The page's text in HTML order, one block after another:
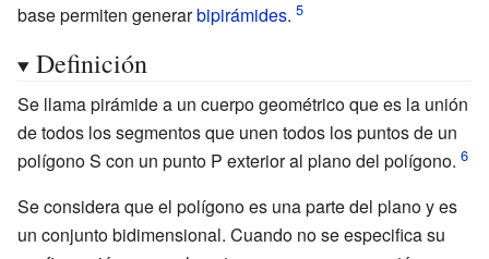
base permiten generarbipirámides.
Definición
Se llama pirámide a un cuerpo geométrico que es la unión
de todos los segmentos que unen todos los puntos de un
polígono S con un punto P exterior al plano del polígono.
Se considera que el polígono es una parte del plano y es
un conjunto bidimensional. Cuando no se especifica su